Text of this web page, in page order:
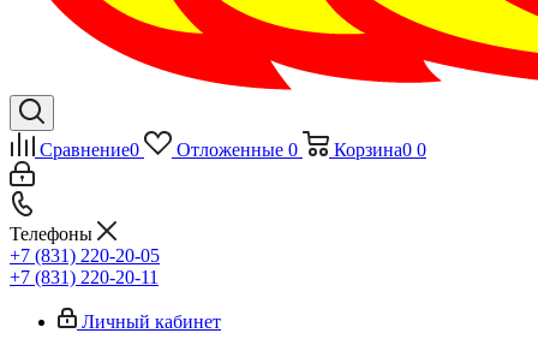
Сравнение0 Отложенные 0 Корзина0 0
Телефоны
+7 (831) 220-20-05
+7 (831) 220-20-11
Личный кабинет